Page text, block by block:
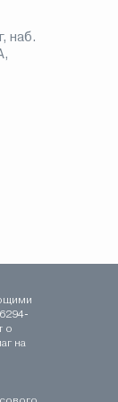
наб.
о
на